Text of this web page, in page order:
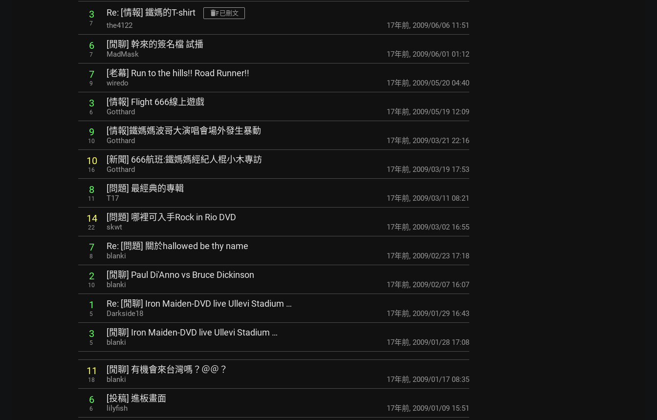
3
7
Re: [情報] 鐵媽的T-shirt 已刪文
the4122 17年前, 2009/06/06 11:51
6
7
[閒聊] 幹來的簽名檔 試播
MadMask 17年前, 2009/06/01 01:12
7
9
[老幕] Run to the hills!! Road Runner!!
wiredo 17年前, 2009/05/20 04:40
3
6
[情報] Flight 666線上遊戲
Gotthard 17年前, 2009/05/19 12:09
9
10
[情報]鐵媽媽波哥大演唱會場外發生暴動
Gotthard 17年前, 2009/03/21 22:16
10
16
[新聞] 666航班:鐵媽媽經紀人棍小木專訪
Gotthard 17年前, 2009/03/19 17:53
8
11
[問題] 最經典的專輯
T17 17年前, 2009/03/11 08:21
14
22
[問題] 哪裡可入手Rock in Rio DVD
skwt 17年前, 2009/03/02 16:55
7
8
Re: [問題] 關於hallowed be thy name
blanki 17年前, 2009/02/23 17:18
2
10
[閒聊] Paul Di'Anno vs Bruce Dickinson
blanki 17年前, 2009/02/07 16:07
1
5
Re: [閒聊] Iron Maiden-DVD live Ullevi Stadium …
Darkside18 17年前, 2009/01/29 16:43
3
5
[閒聊] Iron Maiden-DVD live Ullevi Stadium …
blanki 17年前, 2009/01/28 17:08
11
18
[閒聊] 有機會來台灣嗎？＠＠？
blanki 17年前, 2009/01/17 08:35
6
6
[投稿] 進板畫面
lilyfish 17年前, 2009/01/09 15:51